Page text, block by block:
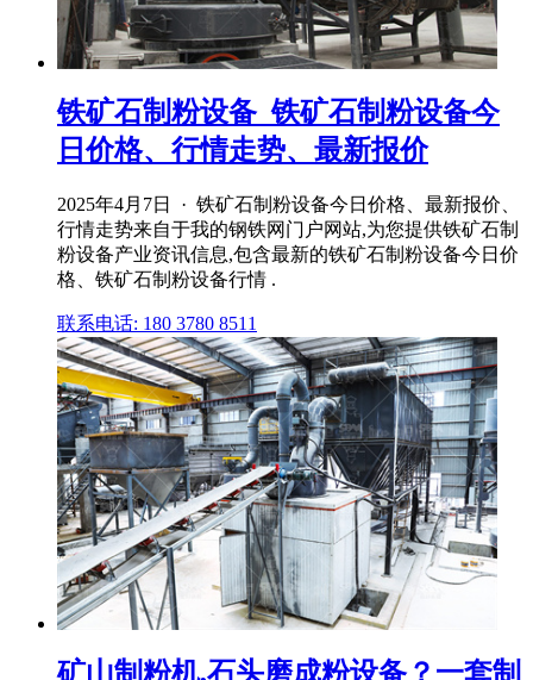
铁矿石制粉设备_铁矿石制粉设备今
日价格、行情走势、最新报价
2025年4月7日 · 铁矿石制粉设备今日价格、最新报价、
行情走势来自于我的钢铁网门户网站,为您提供铁矿石制
粉设备产业资讯信息,包含最新的铁矿石制粉设备今日价
格、铁矿石制粉设备行情 .
联系电话: 180 3780 8511
矿山制粉机,石头磨成粉设备？一套制